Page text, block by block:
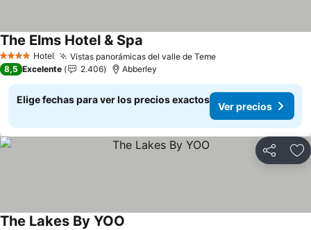
4 EstrellasHotel Vistas panorámicas del valle de TemeVer precios
The Elms Hotel & Spa
8,5 Excelente 2.406 Abberley
Elige fechas para ver los precios exactos
Ver precios
Compartir
The Lakes By YOO